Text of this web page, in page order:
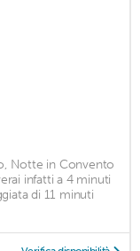
Notte in Convento
infatti a 4 minuti
di 11 minuti